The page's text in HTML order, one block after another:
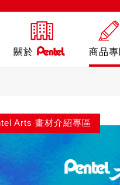
關於 商品專
Sterling
Arts 畫材介紹專區